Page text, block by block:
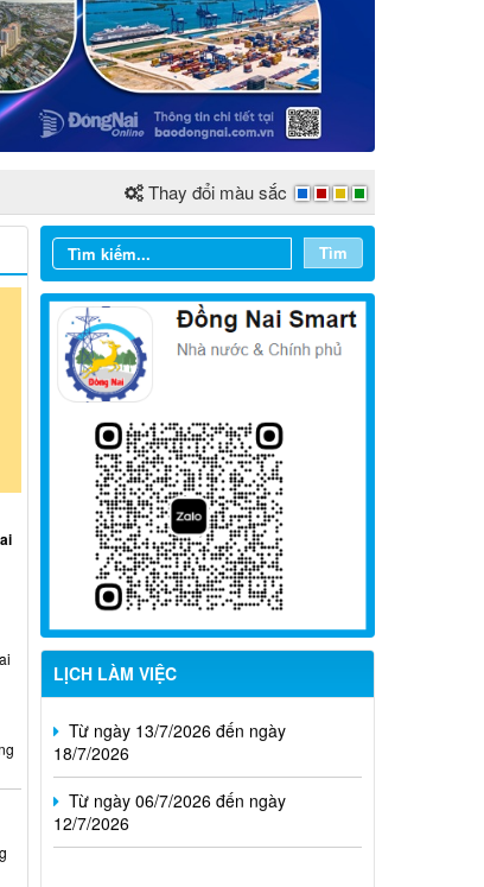
Thay đổi màu sắc
Tìm
LỊCH LÀM VIỆC
Từ ngày 03/8/2026 đến ngày
09/8/2026
Từ ngày 27/7/2026 đến ngày
02/8/2026
Từ ngày 20/7/2026 đến ngày
26/7/2026
Từ ngày 13/7/2026 đến ngày
18/7/2026
12/7/2026